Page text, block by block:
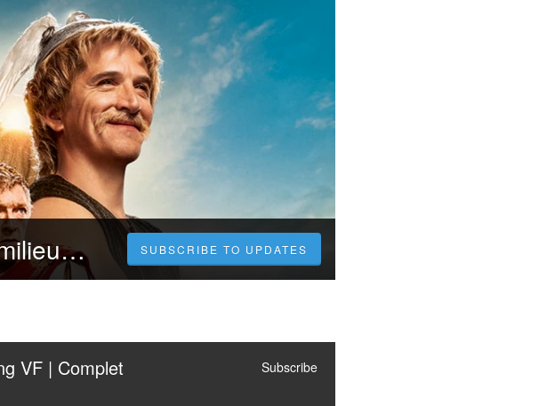
Voir! Astérix et Obélix : L'Empire du milieu Streaming VF | Complet Gratuit en Francais VOST [FR] SUBSCRIBE TO UPDATES
VF | Complet
Subscribe